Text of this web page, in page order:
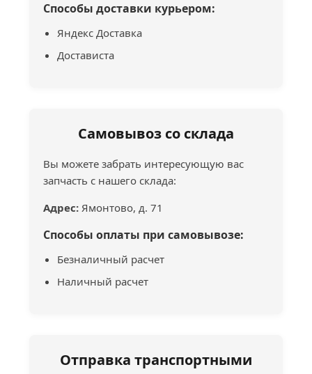
Способы доставки курьером:
Яндекс Доставка
Достависта
Самовывоз со склада
Вы можете забрать интересующую вас
запчасть с нашего склада:
Адрес: Ямонтово, д. 71
Способы оплаты при самовывозе:
Безналичный расчет
Наличный расчет
Отправка транспортными